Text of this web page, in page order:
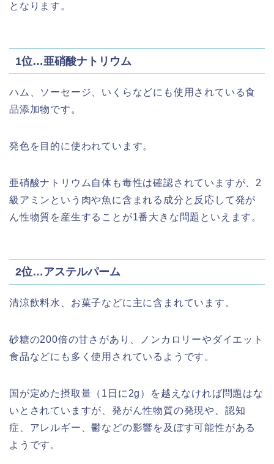
となります。
1位…亜硝酸ナトリウム
ハム、ソーセージ、いくらなどにも使用されている食
品添加物です。
発色を目的に使われています。
亜硝酸ナトリウム自体も毒性は確認されていますが、2
級アミンという肉や魚に含まれる成分と反応して発が
ん性物質を産生することが1番大きな問題といえます。
2位…アステルパーム
清涼飲料水、お菓子などに主に含まれています。
砂糖の200倍の甘さがあり、ノンカロリーやダイエット
食品などにも多く使用されているようです。
国が定めた摂取量（1日に2g）を越えなければ問題はな
いとされていますが、発がん性物質の発現や、認知
症、アレルギー、鬱などの影響を及ぼす可能性がある
ようです。